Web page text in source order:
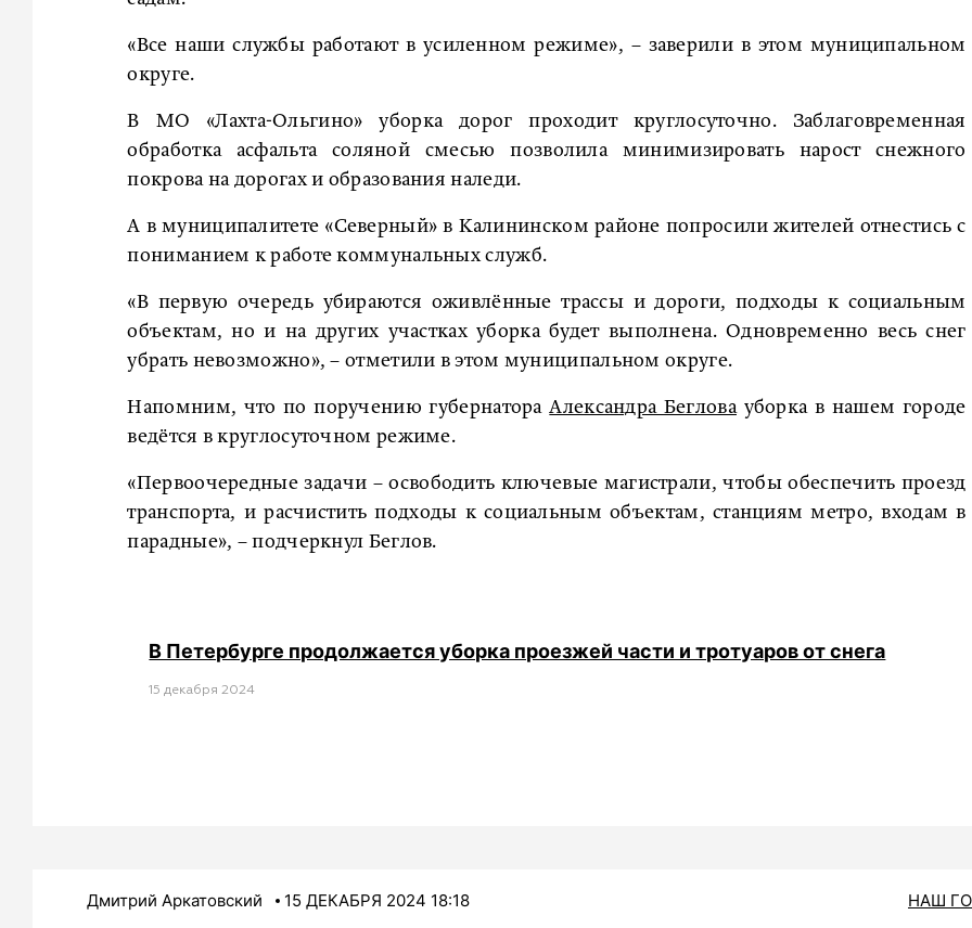
«Все наши службы работают в усиленном режиме», – заверили в этом муниципальном
округе.
В МО «Лахта-Ольгино» уборка дорог проходит круглосуточно. Заблаговременная
обработка асфальта соляной смесью позволила минимизировать нарост снежного
покрова на дорогах и образования наледи.
А в муниципалитете «Северный» в Калининском районе попросили жителей отнестись с
пониманием к работе коммунальных служб.
«В первую очередь убираются оживлённые трассы и дороги, подходы к социальным
объектам, но и на других участках уборка будет выполнена. Одновременно весь снег
убрать невозможно», – отметили в этом муниципальном округе.
Напомним, что по поручению губернатораАлександра Бегловауборка в нашем городе
ведётся в круглосуточном режиме.
«Первоочередные задачи – освободить ключевые магистрали, чтобы обеспечить проезд
транспорта, и расчистить подходы к социальным объектам, станциям метро, входам в
парадные», – подчеркнул Беглов.
В Петербурге продолжается уборка проезжей части и тротуаров от снега
15 декабря 2024
Дмитрий Аркатовский 15 ДЕКАБРЯ 2024 18:18 НАШ